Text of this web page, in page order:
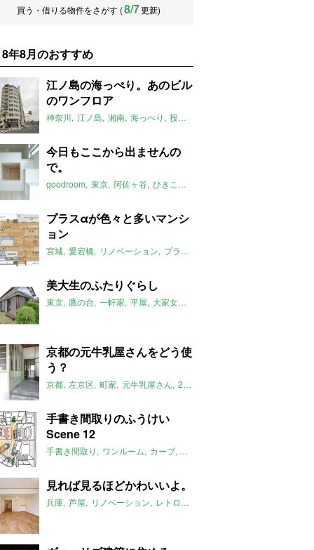
買う・借りる物件をさがす (8/7更新)
年8月のおすすめ
江ノ島の海っぺり。あのビル
のワンフロア
神奈川 江ノ島 湘南 海っぺり 投資
今日もここから出ませんの
で。
goodroom 東京 阿佐ヶ谷 ひきこもり
プラスαが色々と多いマンシ
ョン
宮城 愛宕橋 リノベーション プラスα
美大生のふたりぐらし
東京 鷹の台 一軒家 平屋 大家女子
京都の元牛乳屋さんをどう使
う？
京都 左京区 町家 元牛乳屋さん 2018年8月のおすすめ
手書き間取りのふうけい
Scene 12
手書き間取り ワンルーム カーブ 2018年8月のおすすめ
見れば見るほどかわいいよ。
兵庫 芦屋 リノベーション レトロアパートメント